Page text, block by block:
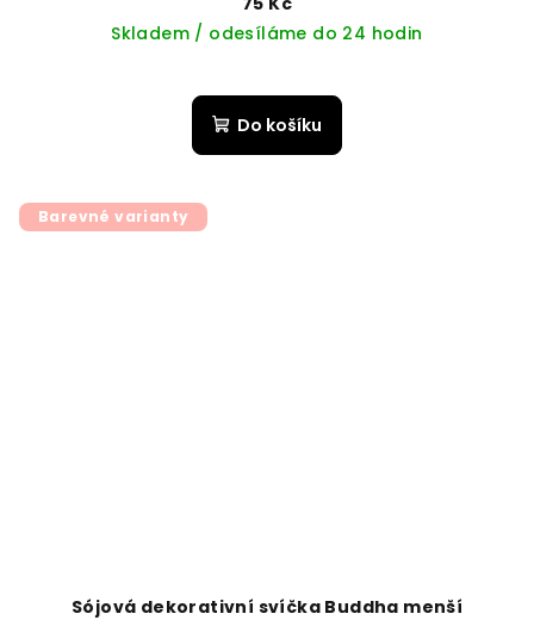
Skladem / odesíláme do 24 hodin
Do košíku
Barevné varianty
Sójová dekorativní svíčka Buddha menší